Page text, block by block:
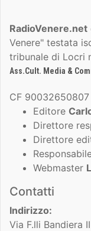
RadioVenere.net
Venere" testata
tribunale di Locri
Ass.Cult. Media &
CF
Editore
Direttore
Direttore
Webmaster
Contatti
Indirizzo:
Via F.lli Bandiera